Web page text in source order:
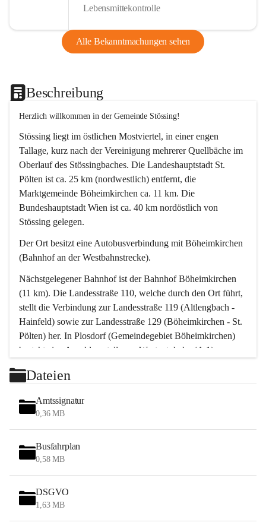
Lebensmittekontrolle
Alle Bekanntmachungen sehen
Beschreibung
Herzlich willkommen in der Gemeinde Stössing!
Stössing liegt im östlichen Mostviertel, in einer engen
Tallage, kurz nach der Vereinigung mehrerer Quellbäche im
Oberlauf des Stössingbaches. Die Landeshauptstadt St.
Pölten ist ca. 25 km (nordwestlich) entfernt, die
Marktgemeinde Böheimkirchen ca. 11 km. Die
Bundeshauptstadt Wien ist ca. 40 km nordöstlich von
Stössing gelegen.
Der Ort besitzt eine Autobusverbindung mit Böheimkirchen
(Bahnhof an der Westbahnstrecke).
Nächstgelegener Bahnhof ist der Bahnhof Böheimkirchen
(11 km). Die Landesstraße 110, welche durch den Ort führt,
stellt die Verbindung zur Landesstraße 119 (Altlengbach -
Hainfeld) sowie zur Landesstraße 129 (Böheimkirchen - St.
Pölten) her. In Plosdorf (Gemeindegebiet Böheimkirchen)
besteht eine Anschlussstelle zur Westautobahn (A 1).
Wien erreicht man in ca. 45 Minuten.
Stössing zählt noch zum Naherholungsraum Wien sowie
zum Naherholungsraum St. Pölten. Viele Bauernhöfe hatten
„ihre Wiener“. Seit 1960 bauten viele Wiener
Wochenendhäuser im Gemeindegebiet. Wegen des
waldreichen Jagdgebietes haben viele Jagdpächter ihre
Das Wandern ist aus touristischer Sicht die bedeutendste
Tätigkeit. Das hügelige Gebiet mit Wanderwegen durch
Wiesen, Wälder und Obstkulturen lädt dazu ein. Gefördert
Dateien
Amtssignatur
0,36 MB
Busfahrplan
0,58 MB
DSGVO
1,63 MB